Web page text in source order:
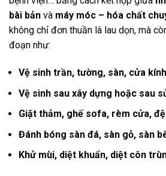
bài bản và máy móc – hóa chất
không chỉ đơn thuần là lau dọn, mà
đoạn như:
Vệ sinh trần, tường, sàn, cửa
Vệ sinh sau xây dựng hoặc sau
Giặt thảm, ghế sofa, rèm cửa,
Đánh bóng sàn đá, sàn gỗ, sàn
Khử mùi, diệt khuẩn, diệt côn